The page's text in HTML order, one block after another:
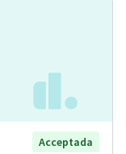
Acceptada